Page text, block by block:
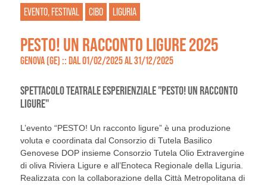
EVENTO, FESTIVAL
CIBO LIGURIA
PESTO! UN RACCONTO LIGURE 2025
GENOVA (GE) :: DAL 01/02/2025 AL 31/12/2025
SPETTACOLO TEATRALE ESPERIENZIALE "PESTO! UN RACCONTO
LIGURE"
L’evento “PESTO! Un racconto ligure” è una produzione
voluta e coordinata dal Consorzio di Tutela Basilico
Genovese DOP insieme Consorzio Tutela Olio Extravergine
di oliva Riviera Ligure e all’Enoteca Regionale della Liguria.
Realizzata con la collaborazione della Città Metropolitana di